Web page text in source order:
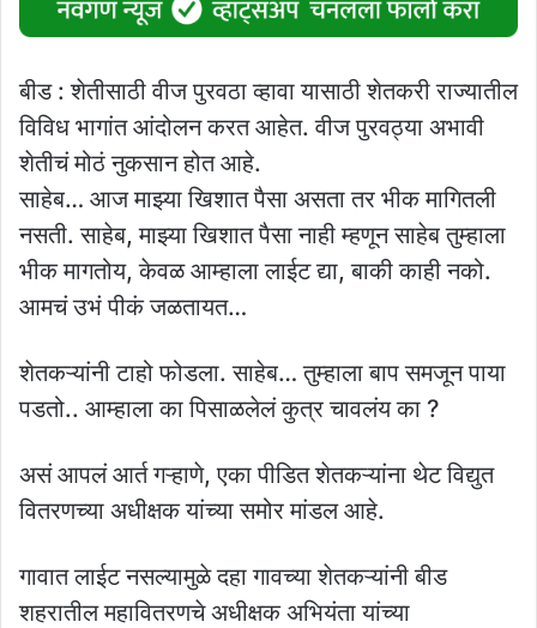
बीड : शेतीसाठी वीज पुरवठा व्हावा यासाठी शेतकरी राज्यातील
विविध भागांत आंदोलन करत आहेत. वीज पुरवठ्या अभावी
शेतीचं मोठं नुकसान होत आहे.
साहेब… आज माझ्या खिशात पैसा असता तर भीक मागितली
नसती. साहेब, माझ्या खिशात पैसा नाही म्हणून साहेब तुम्हाला
भीक मागतोय, केवळ आम्हाला लाईट द्या, बाकी काही नको.
आमचं उभं पीकं जळतायत…
शेतकऱ्यांनी टाहो फोडला. साहेब… तुम्हाला बाप समजून पाया
पडतो.. आम्हाला का पिसाळलेलं कुत्र चावलंय का ?
असं आपलं आर्त गऱ्हाणे, एका पीडित शेतकऱ्यांना थेट विद्युत
वितरणच्या अधीक्षक यांच्या समोर मांडल आहे.
गावात लाईट नसल्यामुळे दहा गावच्या शेतकऱ्यांनी बीड
शहरातील महावितरणचे अधीक्षक अभियंता यांच्या